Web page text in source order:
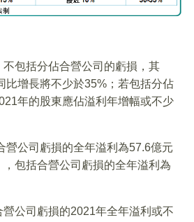
包括分佔合營公司的虧損，其
比增長將不少於35%；若包括分佔
年的股東應佔溢利年增幅或不少
營公司虧損的全年溢利為57.6億元
，包括合營公司虧損的全年溢利為
公司虧損的2021年全年溢利或不